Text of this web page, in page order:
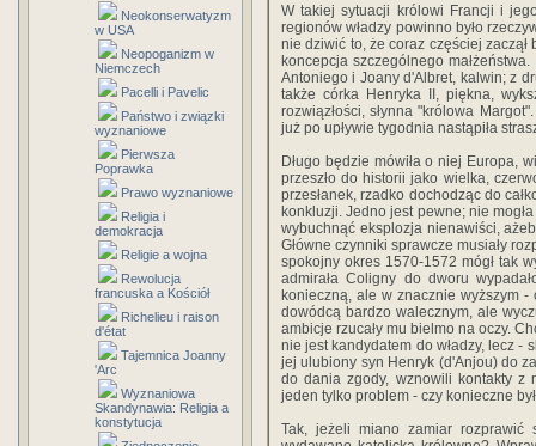
Neokonserwatyzm
w USA
Neopoganizm w
Niemczech
Pacelli i Pavelic
Państwo i związki
wyznaniowe
Pierwsza
Poprawka
Prawo wyznaniowe
Religia i
demokracja
Religie a wojna
Rewolucja
francuska a Kościół
Richelieu i raison
d'état
Tajemnica Joanny
'Arc
Wyznaniowa
Skandynawia: Religia a
konstytucja
W takiej sytuacji królowi Francji i
regionów władzy powinno było
nie dziwić to, że coraz częściej
koncepcja szczególnego
Antoniego i Joany d'Albret, kalwin; z
także córka Henryka II, piękna,
rozwiązłości, słynna "królowa
już po upływie tygodnia nastąpiła
Długo będzie mówiła o niej Europa,
przeszło do historii jako wielka,
przesłanek, rzadko dochodząc do
konkluzji. Jedno jest pewne; nie
wybuchnąć eksplozja nienawiści,
Główne czynniki sprawcze musiały
spokojny okres 1570-1572 mógł tak
admirała Coligny do dworu
konieczną, ale w znacznie wyższym
dowódcą bardzo walecznym, ale
ambicje rzucały mu bielmo na oczy.
nie jest kandydatem do władzy, lecz -
jej ulubiony syn Henryk (d'Anjou) do
do dania zgody, wznowili kontakty z
jeden tylko problem - czy konieczne
Tak, jeżeli miano zamiar